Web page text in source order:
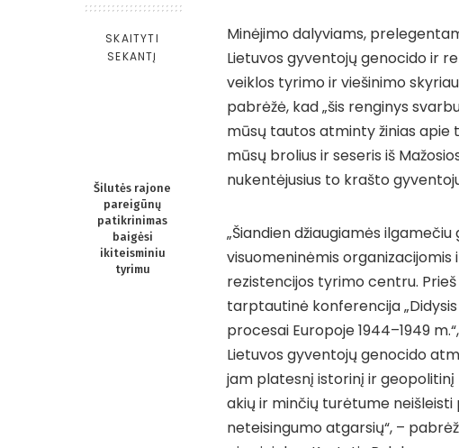
SKAITYTI
SEKANTĮ
Šilutės rajone
pareigūnų
patikrinimas
baigėsi
ikiteisminiu
tyrimu
Minėjimo dalyviams,
Lietuvos gyventojų genocido ir
veiklos tyrimo ir viešinimo
pabrėžė, kad „šis renginys
mūsų tautos atminty žinias apie
mūsų brolius ir seseris iš
nukentėjusius to krašto
„Šiandien džiaugiamės
visuomeninėmis
rezistencijos tyrimo centru.
tarptautinė konferencija
procesai Europoje 1944–1949
Lietuvos gyventojų genocido
jam platesnį istorinį ir
akių ir minčių turėtume neišleisti
neteisingumo atgarsių“, –